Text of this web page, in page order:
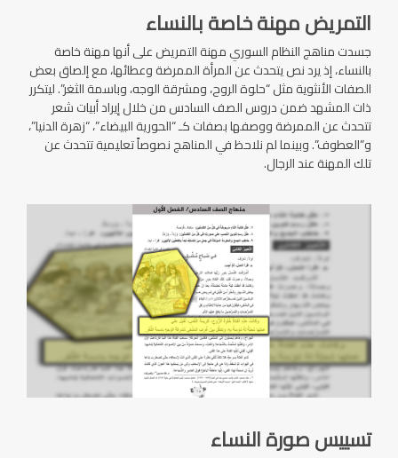
التمريض مهنة خاصة بالنساء
جسدت مناهج النظام السوري مهنة التمريض على أنها مهنة خاصة
بالنساء، إذ يرد نص يتحدث عن المرأة الممرضة وعطائها، مع إلصاق بعض
الصفات الأنثوية مثل “حلوة الروح، ومشرقة الوجه، وباسمة الثغر”. ليتكرر
ذات المشهد ضمن دروس الصف السادس من خلال إيراد أبيات شعر
تتحدث عن الممرضة ووصفها بصفات كـ “الحورية البيضاء”، “زهرة الدنيا”،
و”العطوف”. وبينما لم نلاحظ في المناهج نصوصاً تعليمية تتحدث عن
تلك المهنة عند الرجال.
تسييس صورة النساء